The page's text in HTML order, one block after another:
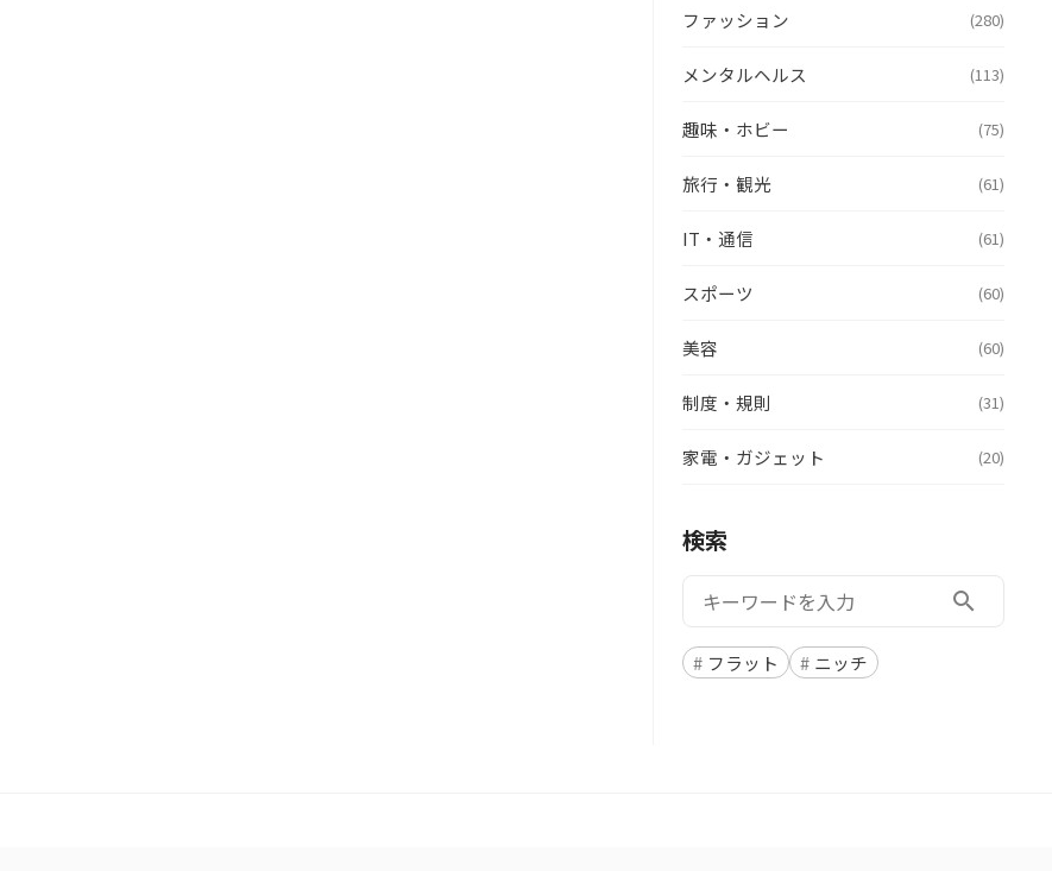
ファッション (280)
メンタルヘルス (113)
趣味・ホビー (75)
旅行・観光 (61)
IT・通信 (61)
スポーツ (60)
美容 (60)
制度・規則 (31)
家電・ガジェット (20)
検索
検索: search
フラット ニッチ